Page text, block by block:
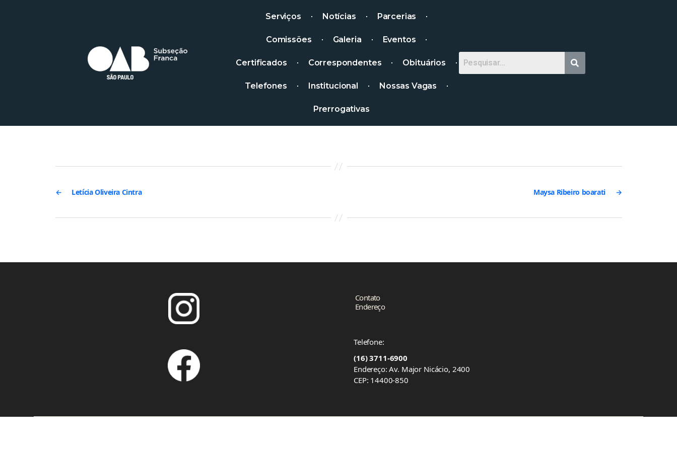
Serviços Notícias Parcerias
Comissões Galeria Eventos
Certificados Correspondentes Obituários
Telefones Institucional Nossas Vagas
Prerrogativas
← Letícia Oliveira Cintra →
Maysa Ribeiro boarati
Contato
Endereço
Telefone:
(16) 3711-6900
Endereço: Av. Major Nicácio, 2400
CEP: 14400-850